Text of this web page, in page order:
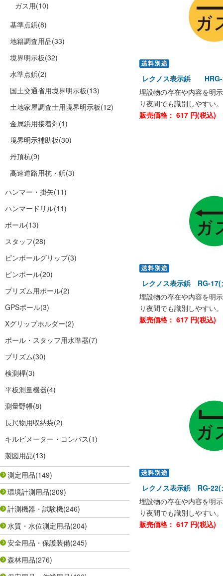
ガス用(10)
基準点鋲(8)
地籍調査用品(33)
境界明示板(32)
水準点鋲(2)
国土交通省用境界明示板(13)
土地家屋調査士用境界明示板(12)
金属鋲用接着剤(1)
境界明示補助板(30)
丹頂杭(9)
高速道路用杭・鋲(3)
ハンマー・掛矢(11)
ハンマードリル(11)
ポール(13)
スタッフ(28)
ピンポールグリップ(3)
ピンポール(20)
プリズム用ポール(2)
GPSポール(3)
Xグリップホルダー(2)
ポール・スタッフ用水準器(7)
プリズム(30)
検測桿(3)
平板測量機器(4)
測量野帳(8)
長尺物用収納袋(2)
キルビメーター・コンパス(1)
製図用品(13)
測定用品(149)
環境計測用品(209)
計測機器・試験機(246)
水質・水位測定用品(204)
安全用品・保護装備(245)
森林用品(276)
レクノス表示鋲
埋設物の存在や内容を明
り夜間でも識別しやすい。
販売価格： 617 円(税込)
レクノス表示鋲 RG-
埋設物の存在や内容を明
り夜間でも識別しやすい。
販売価格： 617 円(税込)
レクノス表示鋲 RG-
埋設物の存在や内容を明
り夜間でも識別しやすい。
販売価格： 617 円(税込)